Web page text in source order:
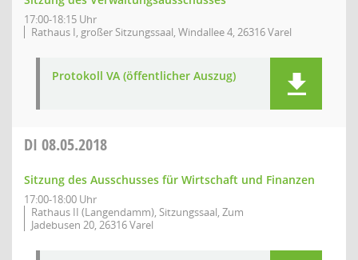
17:00-18:15 Uhr
Rathaus I, großer Sitzungssaal, Windallee 4, 26316 Varel
Protokoll VA (öffentlicher Auszug)
DI 08.05.2018
Sitzung des Ausschusses für Wirtschaft und Finanzen
17:00-18:00 Uhr
Rathaus II (Langendamm), Sitzungssaal, Zum
Jadebusen 20, 26316 Varel